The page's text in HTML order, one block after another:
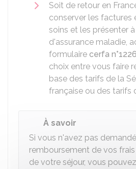
Soit de retour en
conserver les factures
soins et les présenter
d'assurance maladie,
formulaire cerfa
choix entre vous faire
base des tarifs de la
française ou des tarifs
À savoir
Si vous n'avez pas
remboursement de vos
de votre séjour, vous